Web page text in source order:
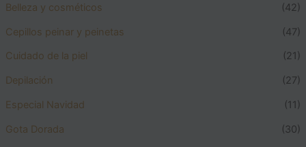
Belleza y cosméticos
(42)
Cepillos peinar y peinetas
(47)
Cuidado de la piel
(21)
Depilación
(27)
Especial Navidad
(11)
Gota Dorada
(30)